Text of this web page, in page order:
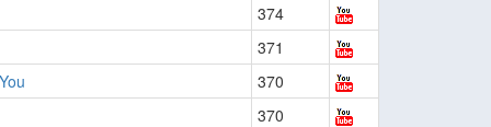
374
371
370
370